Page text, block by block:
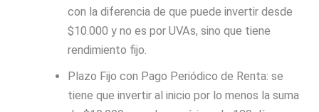
con la diferencia de que puede invertir desde
$10.000 y no es por UVAs, sino que tiene
rendimiento fijo.
Plazo Fijo con Pago Periódico de Renta: se
tiene que invertir al inicio por lo menos la suma